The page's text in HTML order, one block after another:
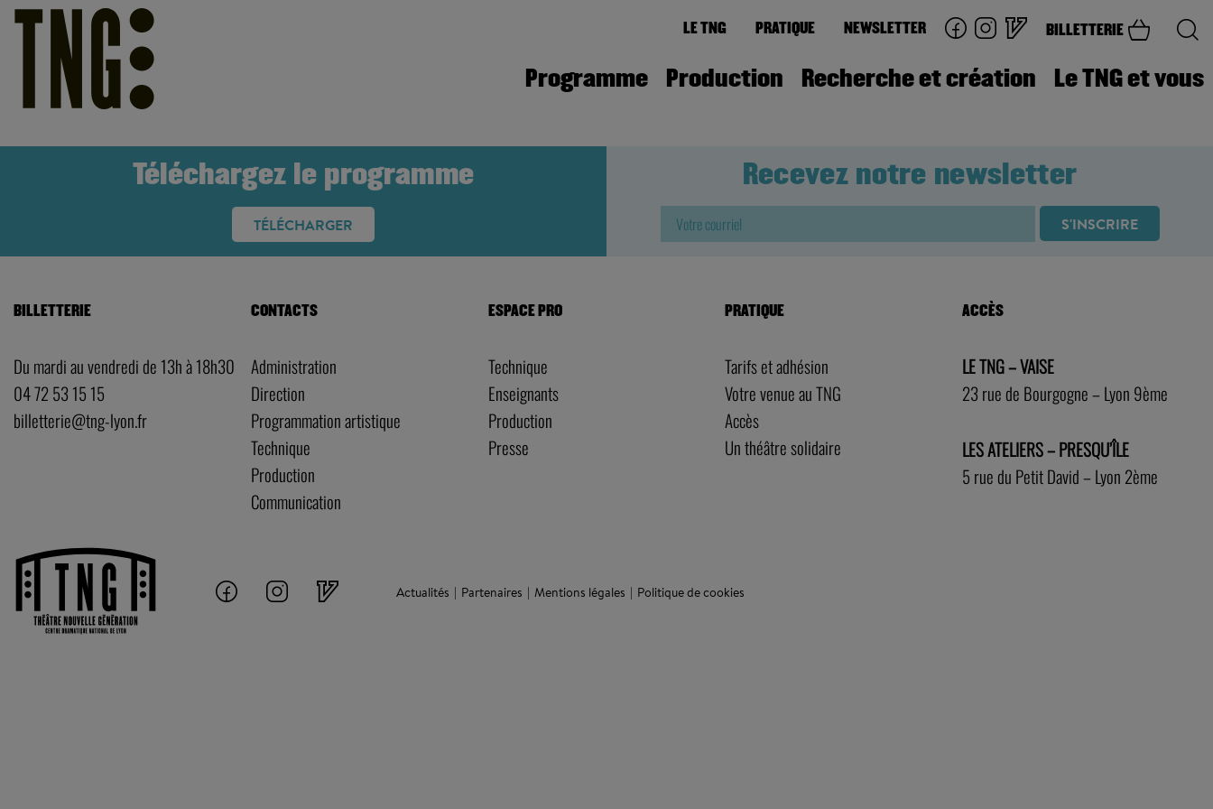
LE TNG PRATIQUE NEWSLETTER BILLETTERIE
Programme Production Recherche et création Le TNG et vous
Téléchargez le programme
TÉLÉCHARGER
Recevez notre newsletter
BILLETTERIE
Du mardi au vendredi de 13h à 18h30
04 72 53 15 15
billetterie@tng-lyon.fr
CONTACTS
Administration
Direction
Programmation artistique
Technique
Production
Communication
ESPACE PRO
Technique
Enseignants
Production
Presse
PRATIQUE
Tarifs et adhésion
Votre venue au TNG
Accès
Un théâtre solidaire
ACCÈS
LE TNG – VAISE
23 rue de Bourgogne – Lyon 9ème
LES ATELIERS – PRESQU’ÎLE
5 rue du Petit David – Lyon 2ème
Actualités Partenaires Mentions légales Politique de cookies